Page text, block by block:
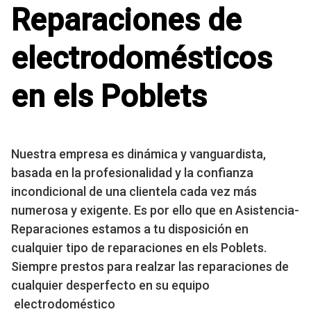
Reparaciones de
electrodomésticos
en els Poblets
Nuestra empresa es dinámica y vanguardista,
basada en la profesionalidad y la confianza
incondicional de una clientela cada vez más
numerosa y exigente. Es por ello que en Asistencia-
Reparaciones estamos a tu disposición en
cualquier tipo de reparaciones en els Poblets.
Siempre prestos para realzar las reparaciones de
cualquier desperfecto en su equipo
electrodoméstico